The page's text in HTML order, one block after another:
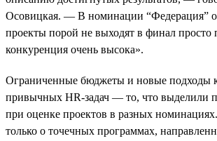
Осовицкая. — В номинации “Федерация”
проекты порой не выходят в финал просто
конкуренция очень высока».
Ограниченные бюджеты и новые подходы
привычных HR-задач — то, что выделили
при оценке проектов в разных
только о точечных программах,